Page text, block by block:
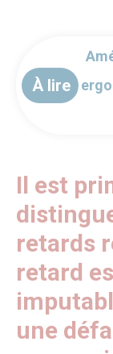
À lire
Il est
retards
retard
une